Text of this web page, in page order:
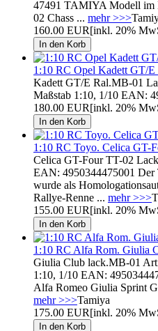
47491 TAMIYA Modell im
02 Chass ... mehr >>>
160.00 EUR[inkl. 20%
1:10 RC Opel Kadett GT/
Kadett GT/E Ral.MB-01
Maßstab 1:10, 1/10 EAN:
180.00 EUR[inkl. 20%
1:10 RC Toyo. Celica GT-
Celica GT-Four TT-02
EAN: 4950344475001 Der
wurde als
Rallye-Renne ... mehr >>>
155.00 EUR[inkl. 20%
1:10 RC Alfa Rom. Giulia
Giulia Club lack.MB-01
1:10, 1/10 EAN:
Alfa Romeo Giulia Sprint
mehr >>>Tamiya
175.00 EUR[inkl. 20%